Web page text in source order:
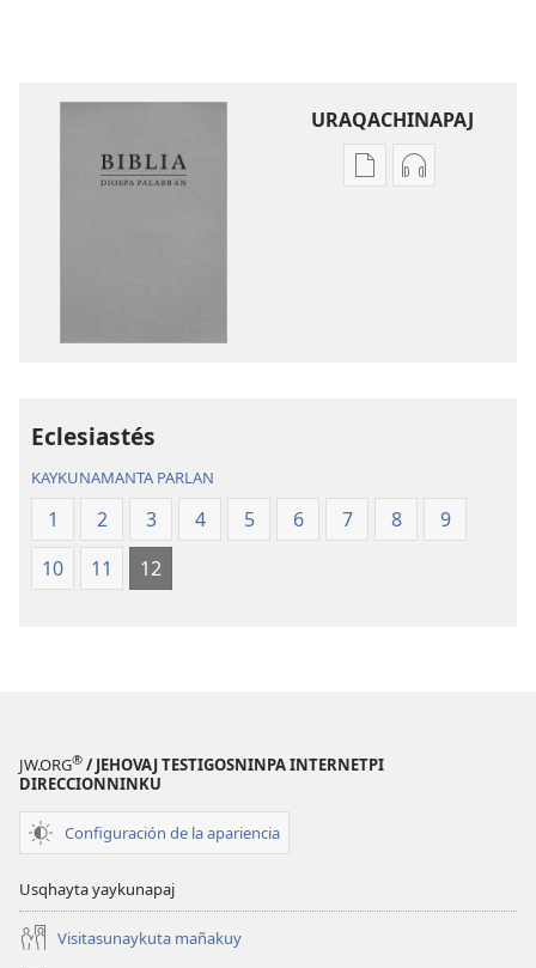
URAQACHINAPAJ
Publicacionta
Grabasqata
Eclesiastés
KAYKUNAMANTA PARLAN
1 2 3 4 5 6 7 8
9
10
11 12
JW.ORG® / JEHOVAJ TESTIGOSNINPA INTERNETPI
DIRECCIONNINKU
Configuración de la apariencia
Usqhayta yaykunapaj
Visitasunaykuta mañakuy